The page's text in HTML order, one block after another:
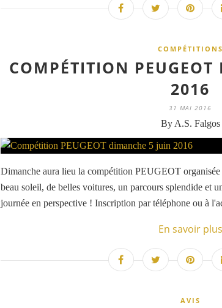
COMPÉTITIONS
COMPÉTITION
2016
31 MAI 2016
By A.S. Falgos
Dimanche aura lieu la compétition PEUGEOT organisée
beau soleil, de belles voitures, un parcours splendide et
journée en perspective ! Inscription par téléphone ou à
En savoir plus
AVIS